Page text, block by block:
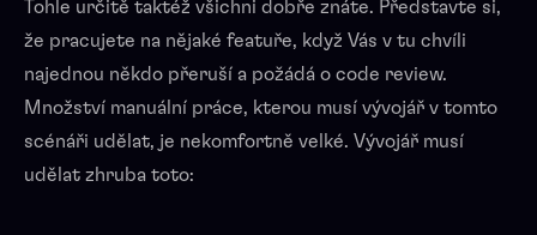
Tohle určitě taktéž všichni dobře znáte. Představte si,
že pracujete na nějaké featuře, když Vás v tu chvíli
najednou někdo přeruší a požádá o code review.
Množství manuální práce, kterou musí vývojář v tomto
scénáři udělat, je nekomfortně velké. Vývojář musí
udělat zhruba toto: